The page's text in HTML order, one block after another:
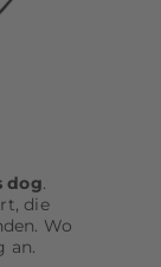
dog.
die
Wo
an.